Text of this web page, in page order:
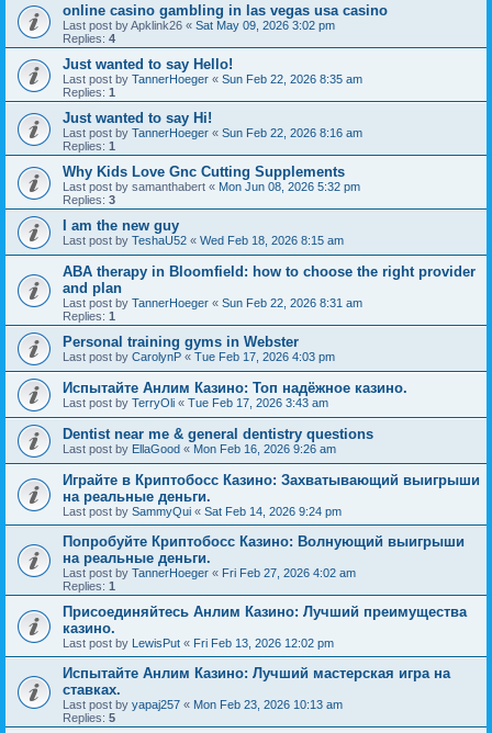
online casino gambling in las vegas usa casino
Last post byApklink26 « Sat May 09, 2026 3:02 pm
Replies: 4
Just wanted to say Hello!
Last post by TannerHoeger « Sun Feb 22, 2026 8:35 am
Replies: 1
Just wanted to say Hi!
Last post by TannerHoeger « Sun Feb 22, 2026 8:16 am
Replies: 1
Why Kids Love Gnc Cutting Supplements
Last post by samanthabert « Mon Jun 08, 2026 5:32 pm
Replies: 3
I am the new guy
Last post by TeshaU52 « Wed Feb 18, 2026 8:15 am
ABA therapy in Bloomfield: how to choose the right provider
and plan
Last post by TannerHoeger « Sun Feb 22, 2026 8:31 am
Replies: 1
Personal training gyms in Webster
Last post by CarolynP « Tue Feb 17, 2026 4:03 pm
Испытайте Анлим Казино: Топ надёжное казино.
Last post by TerryOli « Tue Feb 17, 2026 3:43 am
Dentist near me & general dentistry questions
Last post by EllaGood « Mon Feb 16, 2026 9:26 am
Играйте в Криптобосс Казино: Захватывающий выигрыши
на реальные деньги.
Last post by SammyQui « Sat Feb 14, 2026 9:24 pm
Попробуйте Криптобосс Казино: Волнующий выигрыши
на реальные деньги.
Last post by TannerHoeger « Fri Feb 27, 2026 4:02 am
Replies: 1
Присоединяйтесь Анлим Казино: Лучший преимущества
казино.
Last post by LewisPut « Fri Feb 13, 2026 12:02 pm
Испытайте Анлим Казино: Лучший мастерская игра на
ставках.
Last post by yapaj257 « Mon Feb 23, 2026 10:13 am
Replies: 5